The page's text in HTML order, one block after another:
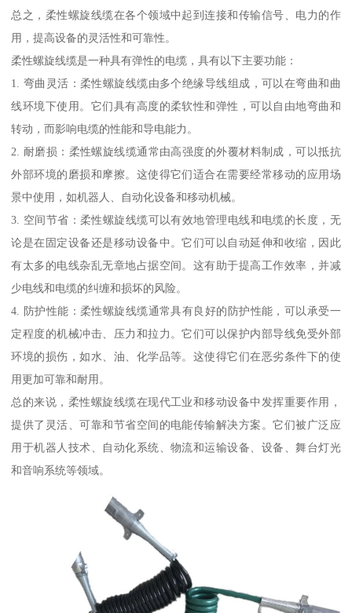
总之，柔性螺旋线缆在各个领域中起到连接和传输信号、电力的作
用，提高设备的灵活性和可靠性。
柔性螺旋线缆是一种具有弹性的电缆，具有以下主要功能：
1. 弯曲灵活：柔性螺旋线缆由多个绝缘导线组成，可以在弯曲和曲
线环境下使用。它们具有高度的柔软性和弹性，可以自由地弯曲和
转动，而影响电缆的性能和导电能力。
2. 耐磨损：柔性螺旋线缆通常由高强度的外覆材料制成，可以抵抗
外部环境的磨损和摩擦。这使得它们适合在需要经常移动的应用场
景中使用，如机器人、自动化设备和移动机械。
3. 空间节省：柔性螺旋线缆可以有效地管理电线和电缆的长度，无
论是在固定设备还是移动设备中。它们可以自动延伸和收缩，因此
有太多的电线杂乱无章地占据空间。这有助于提高工作效率，并减
少电线和电缆的纠缠和损坏的风险。
4. 防护性能：柔性螺旋线缆通常具有良好的防护性能，可以承受一
定程度的机械冲击、压力和拉力。它们可以保护内部导线免受外部
环境的损伤，如水、油、化学品等。这使得它们在恶劣条件下的使
用更加可靠和耐用。
总的来说，柔性螺旋线缆在现代工业和移动设备中发挥重要作用，
提供了灵活、可靠和节省空间的电能传输解决方案。它们被广泛应
用于机器人技术、自动化系统、物流和运输设备、设备、舞台灯光
和音响系统等领域。